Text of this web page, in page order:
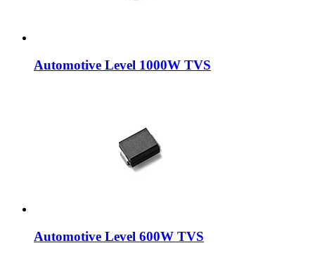
Automotive Level 1000W TVS
Automotive Level 600W TVS